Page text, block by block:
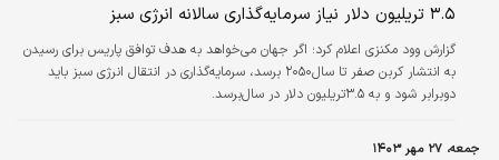
اختصاص دهد. آژانس بین‌المللی انرژی برآورد
کرده‌است با توجه به برنامه‌های انرژی پاک چین و
هند، طی ۶سال‌آینده پروژه‌های انرژی تجدیدپذیر
با…
۳.۵ تریلیون دلار نیاز سرمایه‌گذاری سالانه انرژی سبز
گزارش وود مکنزی اعلام کرد؛ اگر جهان می‌خواهد به هدف توافق پاریس برای رسیدن
به انتشار کربن صفر تا سال‌۲۰۵۰ برسد، سرمایه‌گذاری در انتقال انرژی سبز باید
دو‌برابر شود و به ۳.۵‌تریلیون دلار در سال‌برسد.
جمعه، ۲۷ مهر ۱۴۰۳